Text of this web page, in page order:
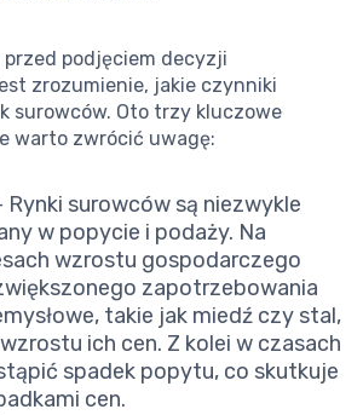
przed podjęciem decyzji
zrozumienie, jakie czynniki
surowców. Oto trzy kluczowe
warto zwrócić uwagę:
Rynki surowców są niezwykle
w popycie i podaży. Na
wzrostu gospodarczego
zapotrzebowania
takie jak miedź czy stal,
ich cen. Z kolei w czasach
spadek popytu, co skutkuje
cen.